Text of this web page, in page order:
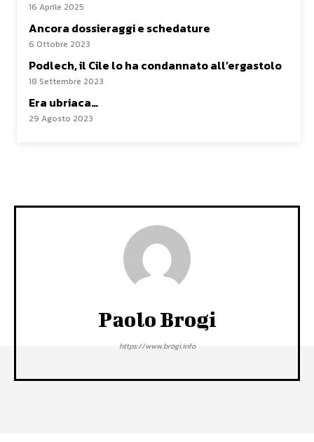
16 Aprile 2025
Ancora dossieraggi e schedature
6 Ottobre 2023
Podlech, il Cile lo ha condannato all’ergastolo
18 Settembre 2023
Era ubriaca…
29 Agosto 2023
Paolo Brogi
https://www.brogi.info